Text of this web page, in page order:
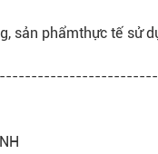
sản phẩmthực tế sử